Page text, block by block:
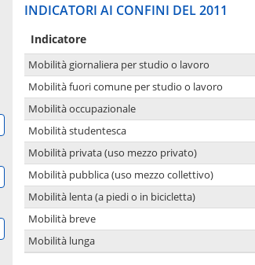
INDICATORI AI CONFINI DEL 2011
Indicatore
Mobilità giornaliera per studio o lavoro
Mobilità fuori comune per studio o lavoro
Mobilità occupazionale
Mobilità studentesca
Mobilità privata (uso mezzo privato)
Mobilità pubblica (uso mezzo collettivo)
Mobilità lenta (a piedi o in bicicletta)
Mobilità breve
Mobilità lunga